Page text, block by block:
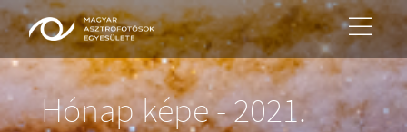
Hónap képe - 2021.